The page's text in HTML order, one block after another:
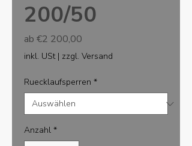
200/50
ab €2 200,00
Preis
inkl. USt| zzgl. Versand
Ruecklaufsperren *
Anzahl *